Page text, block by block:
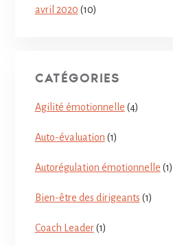
avril 2020 (10)
CATÉGORIES
Agilité émotionnelle (4)
Auto-évaluation (1)
Autorégulation émotionnelle (1)
Bien-être des dirigeants (1)
Coach Leader(1)